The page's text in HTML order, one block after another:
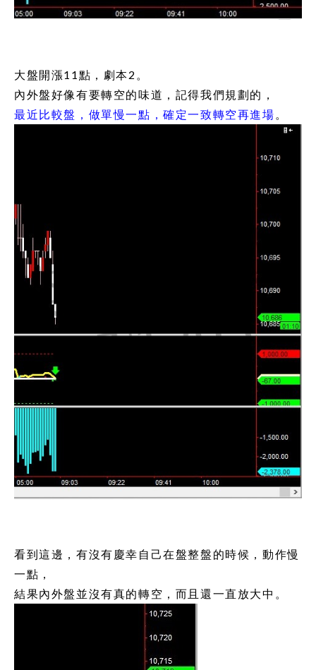
大盤開漲11點，劇本2。
內外盤好像有要轉空的味道，記得我們規劃的，
最近比較盤，做單慢一點，確定一致轉空再進場 。
看到這邊，有沒有慶幸自己在盤整盤的時候，動作慢
一點，
結果內外盤並沒有真的轉空，而且還一直放大中。